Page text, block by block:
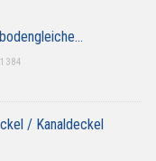
/ Kanaldeckel